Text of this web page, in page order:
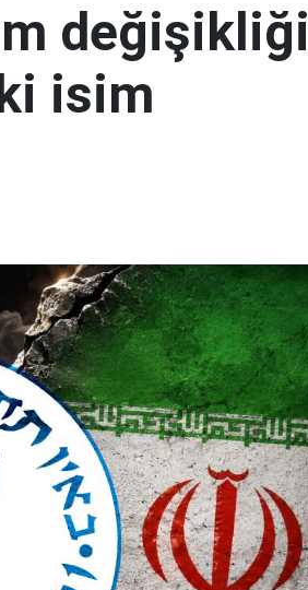
değişikliği
isim